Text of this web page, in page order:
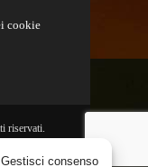
cookie
riservati.
Gestisci consenso